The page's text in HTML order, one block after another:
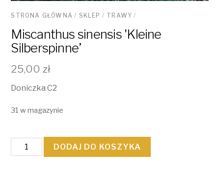
STRONA GŁÓWNA / SKLEP / TRAWY /
Miscanthus sinensis 'Kleine
Silberspinne’
25,00 zł
Doniczka C2
31 w magazynie
ilość
Miscanthus
DODAJ DO KOSZYKA